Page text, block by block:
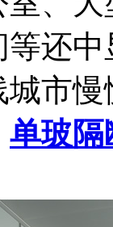
还
城市
单玻隔